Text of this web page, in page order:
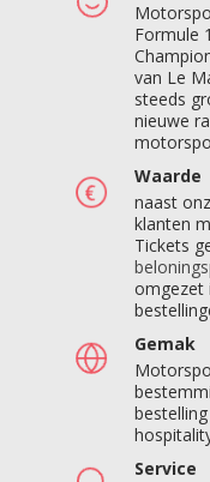
Formule
van Le
steeds
nieuwe
Waarde
naast
klanten
Tickets
omgezet
Gemak
Service